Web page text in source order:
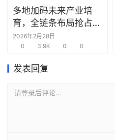
窗
商
链
合
多地加码未来产业培
育，全链条布局抢占新
赛道先机
2026年2月28日
0
3.9K 0 0
发表回复
请登录后评论...